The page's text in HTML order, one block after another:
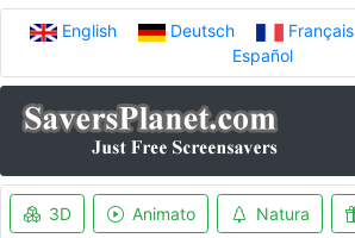
English Deutsch Français
Español
3D Animato Natura